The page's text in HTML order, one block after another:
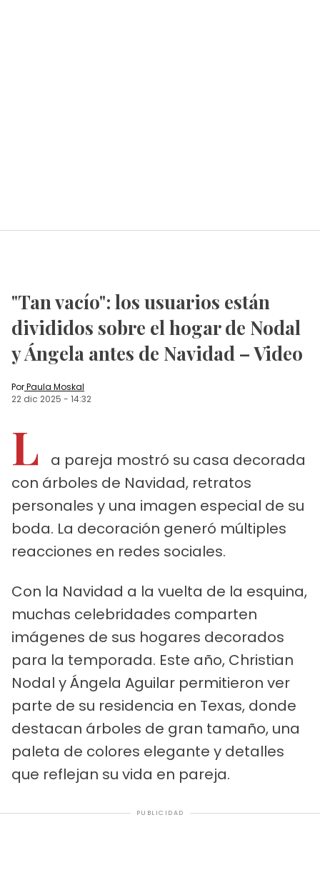
"Tan vacío": los usuarios están
divididos sobre el hogar de Nodal
y Ángela antes de Navidad – Video
PorPaula Moskal
22 dic 2025 - 14:32
L
a pareja mostró su casa decorada
con árboles de Navidad, retratos
personales y una imagen especial de su
boda. La decoración generó múltiples
reacciones en redes sociales.
Con la Navidad a la vuelta de la esquina,
muchas celebridades comparten
imágenes de sus hogares decorados
para la temporada. Este año, Christian
Nodal y Ángela Aguilar permitieron ver
parte de su residencia en Texas, donde
destacan árboles de gran tamaño, una
paleta de colores elegante y detalles
que reflejan su vida en pareja.
PUBLICIDAD